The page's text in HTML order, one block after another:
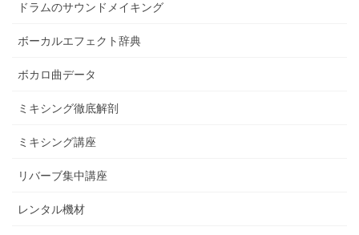
ドラムのサウンドメイキング
ボーカルエフェクト辞典
ボカロ曲データ
ミキシング徹底解剖
ミキシング講座
リバーブ集中講座
レンタル機材